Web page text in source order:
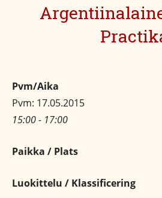
Pvm/Aika
Pvm: 17.05.2015
15:00 - 17:00
Paikka / Plats
Luokittelu / Klassificering